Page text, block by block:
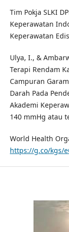
Tim Pokja SLKI
Keperawatan
Keperawatan
Ulya, I., &
Terapi Rendam
Campuran
Darah Pada
Akademi
140 mmHg atau
World Health
https://g.co/kgs/